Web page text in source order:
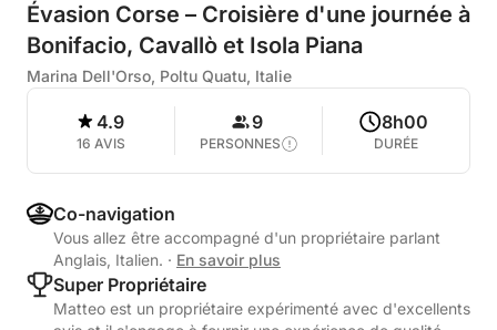
Évasion Corse – Croisière d'une journée à
Bonifacio, Cavallò et Isola Piana
Marina Dell'Orso, Poltu Quatu, Italie
4.9
16 AVIS
9
PERSONNES
8h00
DURÉE
Co-navigation
Vous allez être accompagné d'un propriétaire parlant
Anglais, Italien. · En savoir plus
Super Propriétaire
Matteo est un propriétaire expérimenté avec d'excellents